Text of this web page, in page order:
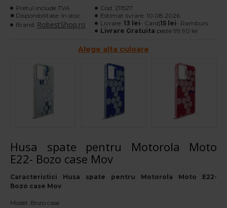
Pretul include TVA
Disponibilitate: In stoc
Brand: RobestShop.ro
Cod: 211527
Estimat livrare: 10.08.2026
Livrare: 13 lei- Card|15 lei- Ramburs
Livrare Gratuita peste 99.90 lei
Alege alta culoare
Husa spate pentru Motorola Moto
E22- Bozo case Mov
Caracteristici Husa spate pentru Motorola Moto E22-
Bozo case Mov
Model: Bozo case